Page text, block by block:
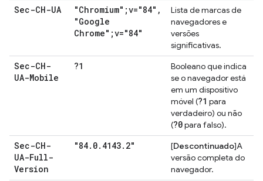
Sec-CH-UA "Chromium";v="84" ,
"Google
Chrome";v="84"
Lista de marcas de
navegadores e
versões
significativas.
Sec-CH-
UA-Mobile
?1
Booleano que indica
se o navegador está
em um dispositivo
móvel (?1 para
verdadeiro) ou não
(?0para falso).
Sec-CH-
UA-Full-
Version
"84. 0. 4143. 2" [Descontinuado]A
versão completa do
navegador.